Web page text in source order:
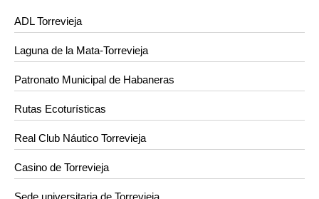
ADL Torrevieja
Laguna de la Mata-Torrevieja
Patronato Municipal de Habaneras
Rutas Ecoturísticas
Real Club Náutico Torrevieja
Casino de Torrevieja
Sede universitaria de Torrevieja